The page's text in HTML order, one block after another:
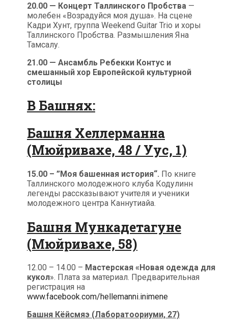
20.00 — Концерт Таллинского Пробства —
молебен «Возрадуйся моя душа». На сцене
Кадри Хунт, группа Weekend Guitar Trio и хоры
Таллинского Пробства. Размышления Яна
Тамсалу.
21.00 — Ансамбль Ребекки Контус и
смешанный хор Европейской культурной
столицы
В Башнях:
Башня Хеллерманна
(Мюйривахе, 48 / Уус, 1)
15.00 – ”Моя башенная история“. По книге
Таллинского молодежного клуба Кодулинн
легенды рассказывают учителя и ученики
молодежного центра Каннутиайа.
Башня Мункадетагуне
(Мюйривахе, 58)
12.00 – 14.00 – Мастерская «Новая одежда для
кукол». Плата за материал. Предварительная
регистрация на
www.facebook.com/hellemanni.inimene
Башня Кёйсмяэ (Лаборатоориуми, 27)